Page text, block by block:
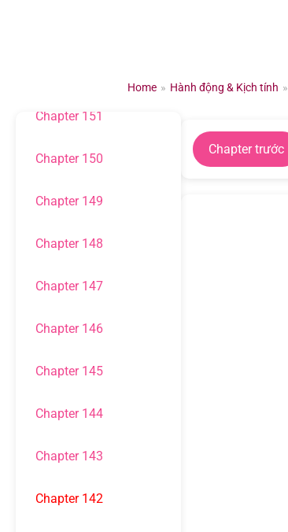
Home » Hành động & Kịch tính »
Chapter 151
Chapter 150
Chapter 149
Chapter 148
Chapter 147
Chapter 146
Chapter 145
Chapter 144
Chapter 143
Chapter 142
Chapter trước